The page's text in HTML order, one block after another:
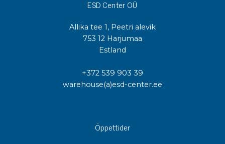
ESD Center OÜ
Allika tee 1, Peetri alevik
753 12 Harjumaa
Estland
+372 539 903 39
warehouse(a)esd-center.ee
Öppettider